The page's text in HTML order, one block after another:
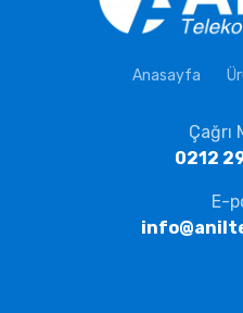
Anasayfa
Çağrı
0212
E-